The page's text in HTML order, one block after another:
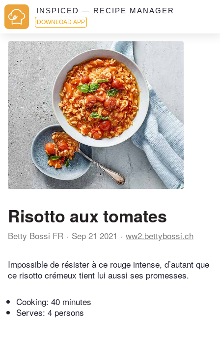
INSPICED — RECIPE MANAGER
DOWNLOAD APP
Risotto aux tomates
Betty Bossi FR Sep 21 2021 ww2.bettybossi.ch
Impossible de résister à ce rouge intense, d’autant que
ce risotto crémeux tient lui aussi ses promesses.
Cooking: 40 minutes
Serves: 4 persons